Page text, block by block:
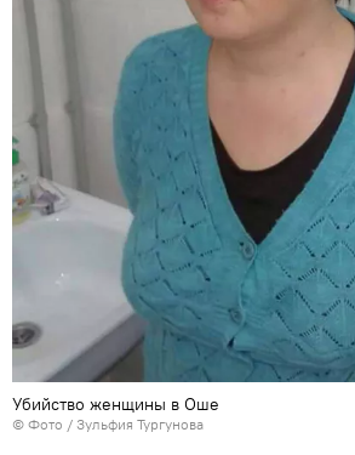
Убийство женщины в Оше
© Фото / Зульфия Тургунова